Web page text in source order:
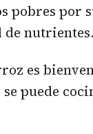
pobres por
de nutrientes.
es
puede